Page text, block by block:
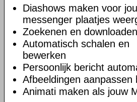
Diashows maken voor
messenger plaatjes
Zoekenen en downloaden
Automatisch schalen en
bewerken
Persoonlijk bericht
Afbeeldingen
Animati maken als jouw